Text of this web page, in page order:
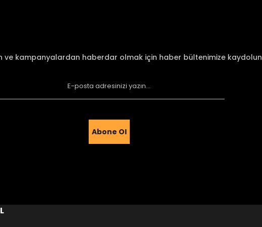
Gönder
ve kampanyalardan haberdar olmak için haber bültenimize kaydolun
Abone Ol